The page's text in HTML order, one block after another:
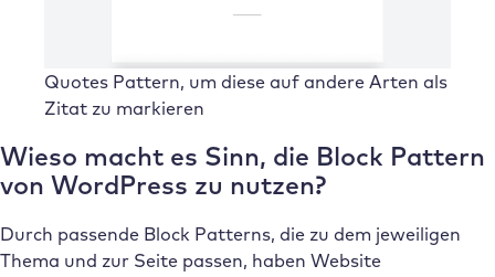
Quotes Pattern, um diese auf andere Arten als
Zitat zu markieren
Wieso macht es Sinn, die Block Pattern
von WordPress zu nutzen?
Durch passende Block Patterns, die zu dem jeweiligen
Thema und zur Seite passen, haben Website